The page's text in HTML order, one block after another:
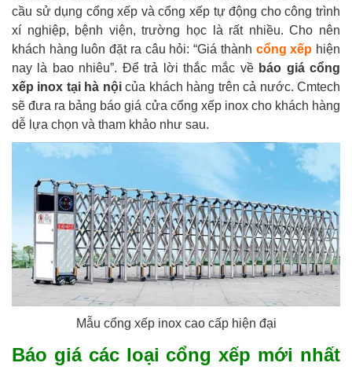
cầu sử dụng cổng xếp và cổng xếp tự động cho công trình
xí nghiệp, bệnh viện, trường học là rất nhiều. Cho nên
khách hàng luôn đặt ra câu hỏi: “Giá thành cổng xếp hiện
nay là bao nhiêu”. Để trả lời thắc mắc về báo giá cổng
xếp inox tại hà nộicủa khách hàng trên cả nước. Cmtech
sẽ đưa ra bảng báo giá cửa cổng xếp inox cho khách hàng
dễ lựa chọn và tham khảo như sau.
Mẫu cổng xếp inox cao cấp hiện đại
Báo giá các loại cổng xếp mới nhất